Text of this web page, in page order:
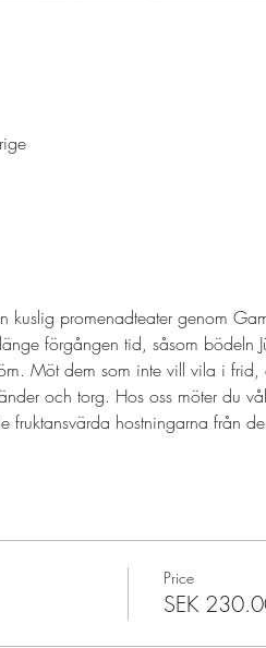
kuslig promenadteater genom
förgången tid, såsom bödeln
Möt dem som inte vill vila i
och torg. Hos oss möter du
fruktansvärda hostningarna från
Price
SEK